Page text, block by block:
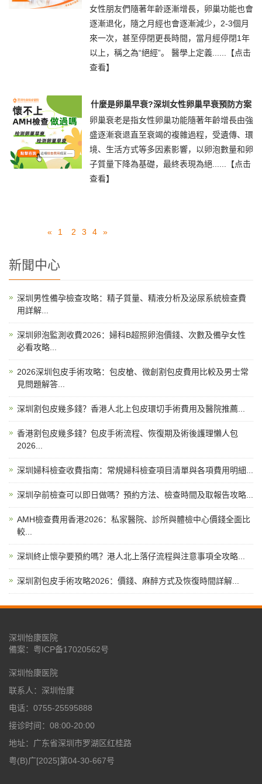
女性朋友們隨著年齡逐漸增長，卵巢功能也會
逐漸退化，隨之月經也會逐漸減少，2-3個月
來一次，甚至停閉更長時間，當月經停閉1年
以上，稱之為“絕經”。 醫學上定義......
【点击
查看】
什麼是卵巢早衰?深圳女性卵巢早衰預防方案
卵巢衰老是指女性卵巢功能隨著年齡增長由強
盛逐漸衰退直至衰竭的複雜過程，受遺傳、環
境、生活方式等多因素影響，以卵泡數量和卵
子質量下降為基礎，最終表現為絕......
【点击
查看】
« 1 2 3 4 »
新聞中心
深圳男性備孕檢查攻略：精子質量、精液分析及泌尿系統檢查費
用詳解...
深圳卵泡監測收費2026：婦科B超照卵泡價錢、次數及備孕女性
必看攻略...
2026深圳包皮手術攻略：包皮槍、微創割包皮費用比較及男士常
見問題解答...
深圳割包皮幾多錢？香港人北上包皮環切手術費用及醫院推薦...
香港割包皮幾多錢？包皮手術流程、恢復期及術後護理懶人包
2026...
深圳婦科檢查收費指南：常規婦科檢查項目清單與各項費用明細...
深圳孕前檢查可以即日做嗎？預約方法、檢查時間及取報告攻略...
AMH檢查費用香港2026：私家醫院、診所與體檢中心價錢全面比
較...
深圳終止懷孕要預約嗎？港人北上落仔流程與注意事項全攻略...
深圳割包皮手術攻略2026：價錢、麻醉方式及恢復時間詳解...
深圳怡康医院
備案： 粤ICP备17020562号
深圳怡康医院
联系人：深圳怡康
电话：0755-25595888
接诊时间：08:00-20:00
地址：广东省深圳市罗湖区红桂路
粤(B)广[2025]第04-30-667号